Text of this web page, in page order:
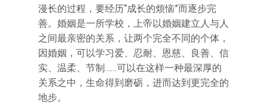
漫长的过程，要经历“成长的烦恼”而逐步完
善。婚姻是一所学校，上帝以婚姻建立人与人
之间最亲密的关系，让两个完全不同的个体，
因婚姻，可以学习爱、忍耐、恩慈、良善、信
实、温柔、节制……可以在这样一种最深厚的
关系之中，生命得到磨砺，进而达到更完全的
地步。